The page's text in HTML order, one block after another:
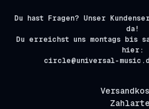
Du hast Fragen? Unser
da!
Du erreichst uns montags bis
hier:
circle@universal-